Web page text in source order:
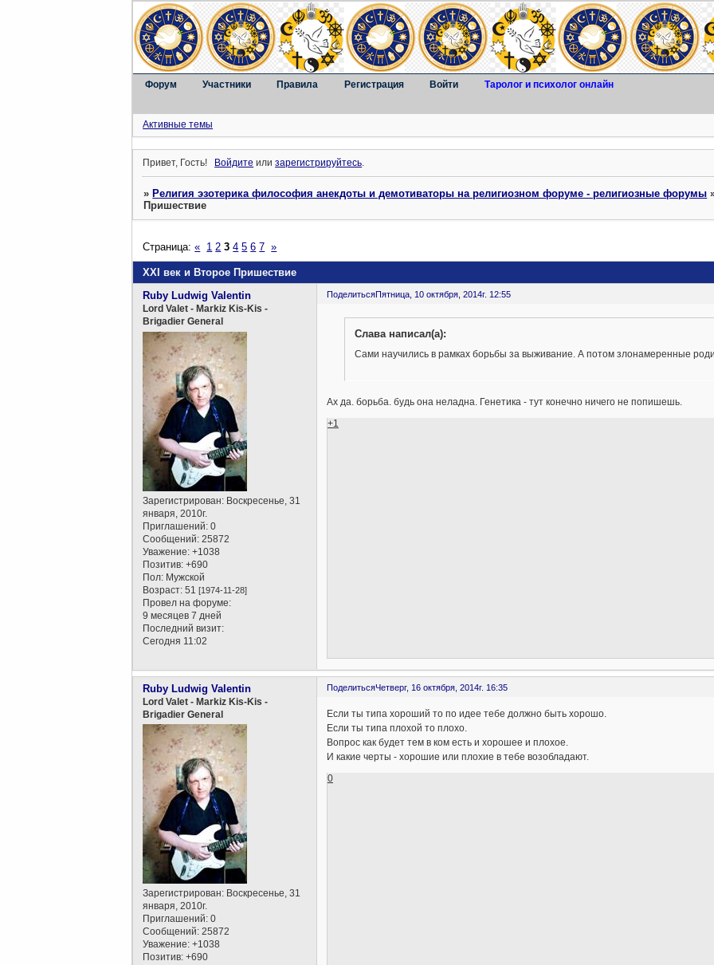
Форум Участники Правила Регистрация Войти Таролог и психолог онлайн
Активные темы
Привет, Гость! Войдите илизарегистрируйтесь.
»Религия эзотерика философия анекдоты и демотиваторы на религиозном форуме - религиозные форумы
Пришествие
XXI век и Второе Пришествие
Страница:« 1 2 3 4 5 6 7 »
ПоделитьсяПятница, 10 октября, 2014г. 12:55
Ruby Ludwig Valentin
Lord Valet - Markiz Kis-Kis -
Brigadier General
Зарегистрирован: Воскресенье, 31
января, 2010г.
Приглашений: 0
Сообщений: 25872
Уважение: +1038
Позитив: +690
Пол: Мужской
Возраст: 51[1974-11-28]
Провел на форуме:
9 месяцев 7 дней
Последний визит:
Сегодня 11:02
Слава написал(а):
Сами научились в рамках борьбы за выживание. А потом злонамеренные
Aх да. борьба. будь она неладна. Генетика - тут конечно ничего не попишешь.
+1
ПоделитьсяЧетверг, 16 октября, 2014г. 16:35
Ruby Ludwig Valentin
Lord Valet - Markiz Kis-Kis -
Brigadier General
Зарегистрирован: Воскресенье, 31
января, 2010г.
Приглашений: 0
Сообщений: 25872
Уважение: +1038
Позитив: +690
Если ты типа хороший то по идее тебе должно быть хорошо.
Если ты типа плохой то плохо.
Вопрос как будет тем в ком есть и хорошее и плохое.
И какие черты - хорошие или плохие в тебе возобладают.
0